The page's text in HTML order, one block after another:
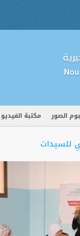
الصور مكتبة الفيديو
للسيدات